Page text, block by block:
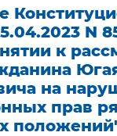
N
к
на
прав